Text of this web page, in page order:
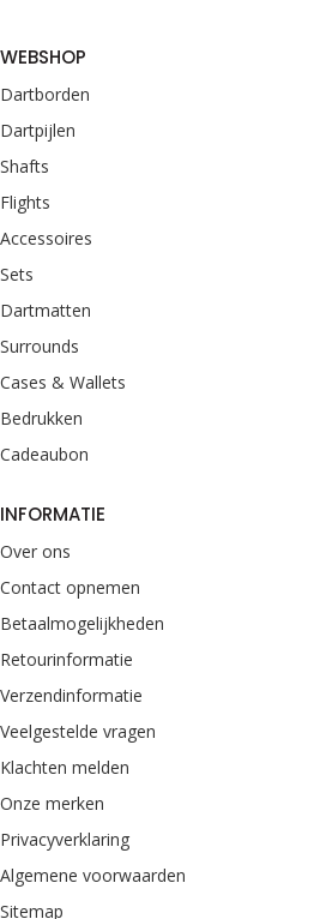
WEBSHOP
Dartborden
Dartpijlen
Shafts
Flights
Accessoires
Sets
Dartmatten
Surrounds
Cases & Wallets
Bedrukken
Cadeaubon
INFORMATIE
Over ons
Contact opnemen
Betaalmogelijkheden
Retourinformatie
Verzendinformatie
Veelgestelde vragen
Klachten melden
Onze merken
Privacyverklaring
Algemene voorwaarden
Sitemap